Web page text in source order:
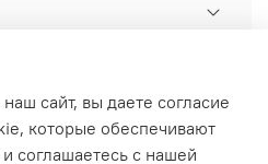
сайт, вы даете согласие
которые обеспечивают
соглашаетесь с нашей